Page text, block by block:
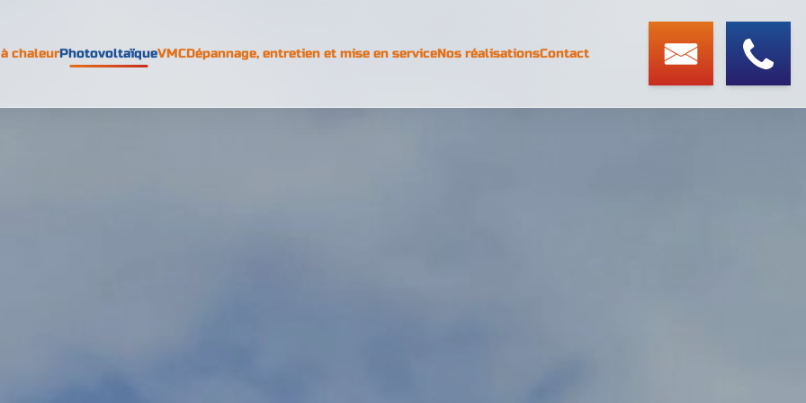
chaleurPhotovoltaïqueVMCDépannage, entretien et mise en serviceNos réalisationsContact